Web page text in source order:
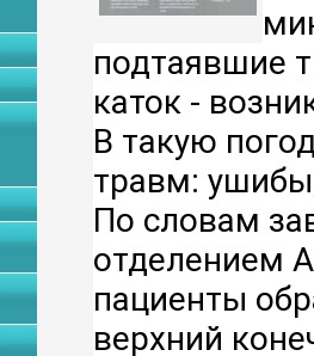
подтаявшие
каток -
В такую
травм:
По словам
отделением
пациенты
верхний